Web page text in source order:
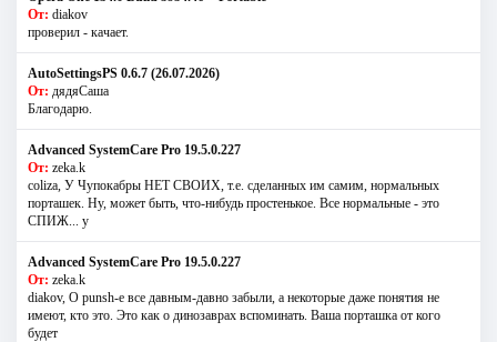
От: diakov
проверил - качает.
AutoSettingsPS 0.6.7 (26.07.2026)
От: дядяСаша
Благодарю.
Advanced SystemCare Pro 19.5.0.227
От: zeka.k
coliza, У Чупокабры НЕТ СВОИХ, т.е. сделанных им самим, нормальных
порташек. Ну, может быть, что-нибудь простенькое. Все нормальные - это
СПИЖ... у
Advanced SystemCare Pro 19.5.0.227
От: zeka.k
diakov, О punsh-е все давным-давно забыли, а некоторые даже понятия не
имеют, кто это. Это как о динозаврах вспоминать. Ваша порташка от кого
будет